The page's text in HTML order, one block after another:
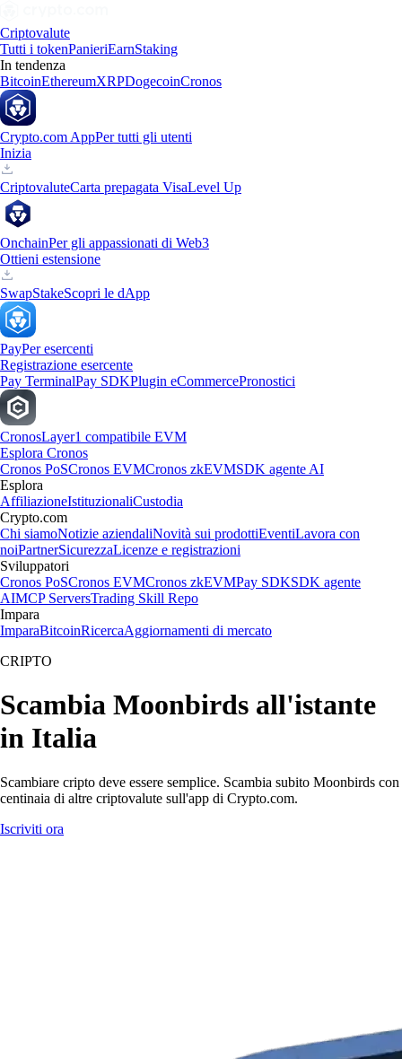
Criptovalute
Tutti i tokenPanieriEarnStaking
In tendenza
BitcoinEthereumXRPDogecoinCronos
Crypto.com AppPer tutti gli utenti
Inizia
CriptovaluteCarta prepagata VisaLevel Up
OnchainPer gli appassionati di Web3
Ottieni estensione
SwapStakeScopri le dApp
PayPer esercenti
Registrazione esercente
Pay TerminalPay SDKPlugin eCommercePronostici
CronosLayer1 compatibile EVM
Esplora Cronos
Cronos PoSCronos EVMCronos zkEVMSDK agente AI
Esplora
AffiliazioneIstituzionaliCustodia
Crypto.com
Chi siamoNotizie aziendaliNovità sui prodottiEventiLavora con
noiPartnerSicurezzaLicenze e registrazioni
Sviluppatori
Cronos PoSCronos EVMCronos zkEVMPay SDKSDK agente
AIMCP ServersTrading Skill Repo
Impara
ImparaBitcoinRicercaAggiornamenti di mercato
CRIPTO
Scambia Moonbirds all'istante
in Italia
Scambiare cripto deve essere semplice. Scambia subito Moonbirds con
centinaia di altre criptovalute sull'app di Crypto.com.
Iscriviti ora